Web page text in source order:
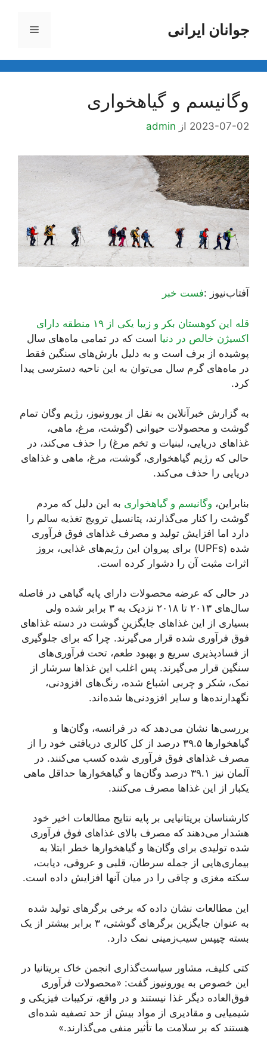
محتواجوانان ایرانی فهرست
وگانیسم و گیاهخواری
2023-07-02 از admin
آفتاب‌‌نیوز :فست خبر
قله این کوهستان بکر و زیبا یکی از ۱۹ منطقه دارای
اکسیژن خالص در دنیا است که در تمامی ماه‌های سال
پوشیده از برف است و به دلیل بارش‌های سنگین فقط
در ماه‌های گرم سال می‌توان به این ناحیه دسترسی پیدا
کرد.
به گزارش خبرآنلاین به نقل از یورونیوز، رژیم وگان تمام
گوشت و محصولات حیوانی (گوشت، مرغ، ماهی،
غذاهای دریایی، لبنیات و تخم مرغ) را حذف می‌کند، در
حالی که رژیم گیاهخواری، گوشت، مرغ، ماهی و غذاهای
دریایی را حذف می‌کند.
بنابراین، وگانیسم و گیاهخواری به این دلیل که مردم
گوشت را کنار می‌گذارند، پتانسیل ترویج تغذیه سالم را
دارد اما افزایش تولید و مصرف غذاهای فوق فرآوری
شده (UPFs) برای پیروان این رژیم‌های غذایی، بروز
اثرات مثبت آن را دشوار کرده است.
در حالی که عرضه محصولات دارای پایه گیاهی در فاصله
سال‌های ۲۰۱۳ تا ۲۰۱۸ نزدیک به ۳ برابر شده ولی
بسیاری از این غذاهای جایگزین‌ِ گوشت در دسته غذاهای
فوق فرآوری شده قرار می‌گیرند. چرا که برای جلوگیری
از فسادپذیری سریع و بهبود طعم، تحت فرآوری‌های
سنگین قرار می‌گیرند. پس اغلب این غذاها سرشار از
نمک، شکر و چربی اشباع شده، رنگ‌های افزودنی‌،
نگهدارنده‌ها و سایر افزودنی‌ها شده‌اند.
بررسی‌ها نشان می‌دهد که در فرانسه، وگان‌ها و
گیاهخوارها ۳۹.۵ درصد از کل کالری دریافتی خود را از
مصرف غذاهای فوق فرآوری شده کسب می‌کنند. در
آلمان نیز ۳۹.۱ درصد وگان‌ها و گیاهخوارها حداقل ماهی
یکبار از این غذاها مصرف می‌کنند.
کارشناسان بریتانیایی بر پایه نتایج مطالعات اخیر خود
هشدار می‌دهند که مصرف بالای غذاهای فوق فرآوری
شده تولیدی برای وگان‌ها و گیاهخوارها خطر ابتلا به
بیماری‌هایی از جمله سرطان، قلبی و عروقی، دیابت،
سکته مغزی و چاقی را در میان آنها افزایش داده است.
این مطالعات نشان داده که برخی برگرهای تولید شده
به عنوان جایگزین برگرهای گوشتی، ۳ برابر بیشتر از یک
بسته چیپس سیب‌زمینی نمک دارد.
کتی کلیف، مشاور سیاست‌گذاری انجمن خاک بریتانیا در
این خصوص به یورونیوز گفت: «محصولات فرآوری
فوق‌العاده دیگر غذا نیستند و در واقع، ترکیبات فیزیکی و
شیمیایی و مقادیری از مواد بیش از حد تصفیه شده‌ای
هستند که بر سلامت ما تأثیر منفی می‌گذارند.»